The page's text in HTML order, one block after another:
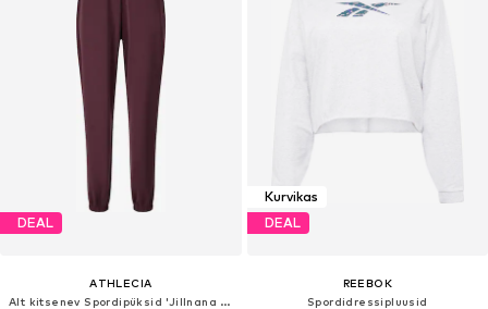
DEAL
ATHLECIA
Alt kitsenev Spordipüksid 'Jillnana V2'
Kurvikas
DEAL
REEBOK
Spordidressipluusid